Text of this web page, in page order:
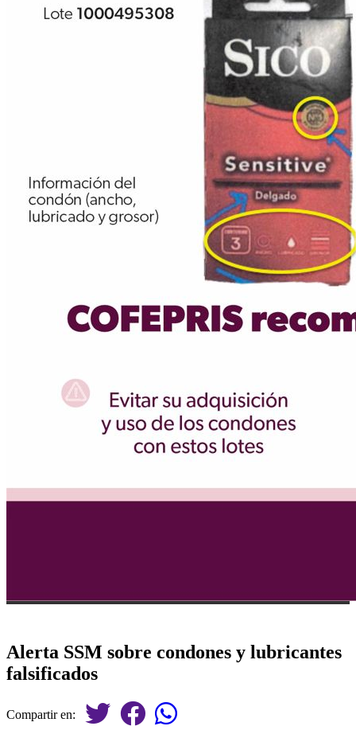
Alerta SSM sobre condones y lubricantes
falsificados
Compartir en: